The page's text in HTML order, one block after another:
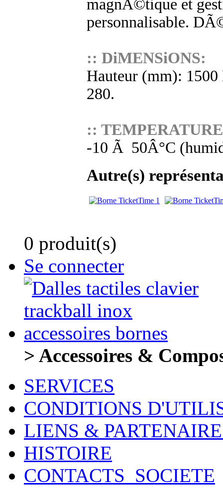
magnÃ©tique et
personnalisable.
:: DiMENSiONS:
Hauteur (mm):
280.
::
-10 Ã 50Â°C
Autre(s)
0 produit(s)
Se connecter
> Accessoires &
SERVICES
CONDITIONS
LIENS &
HISTOIRE
CONTACTS_SOCIETE